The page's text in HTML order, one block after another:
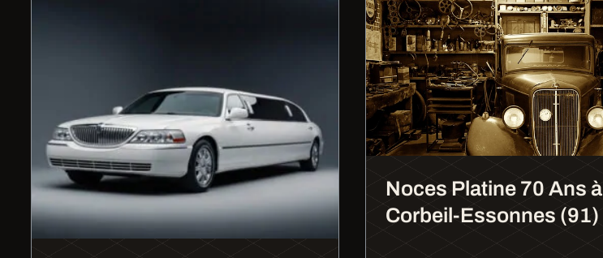
Noces Platine 70 Ans à
Corbeil-Essonnes (91)